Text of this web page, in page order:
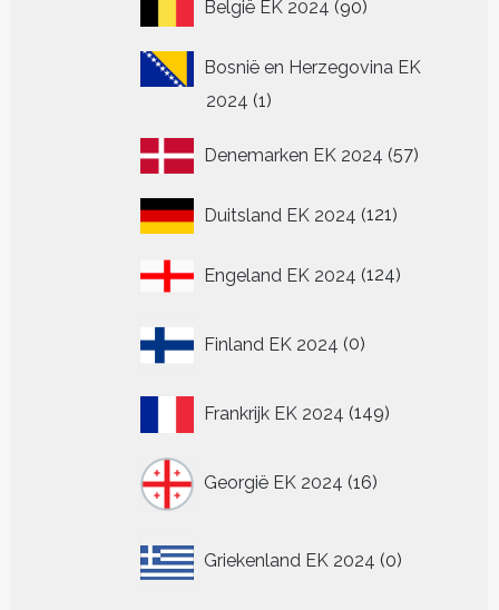
België EK 2024 90
Bosnië en Herzegovina EK
2024 11
Denemarken EK 2024 5757
Duitsland EK 2024 121121
Engeland EK 2024 124124
Finland EK 2024 0
producten
Frankrijk EK 2024 149149
Georgië EK 2024 16
producten
Griekenland EK 2024 0
producten